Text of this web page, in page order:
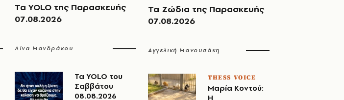
Τα YOLO της Παρασκευής
07.08.2026
Λίνα Μανδράκου
Τα YOLO του
Σαββάτου
08.08.2026
Τα Ζώδια της Παρασκευής
07.08.2026
Αγγελική Μανουσάκη
THESS VOICE
Μαρία Κοντού:
Η